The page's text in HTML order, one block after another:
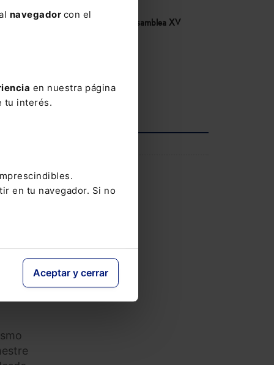
navegador con el
en nuestra página
tu interés.
en tu navegador. Si no
Aceptar y cerrar
a
un
en
Congreso COSITAL. Asamblea XV
Saber más